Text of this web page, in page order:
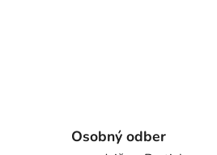
Osobný odber